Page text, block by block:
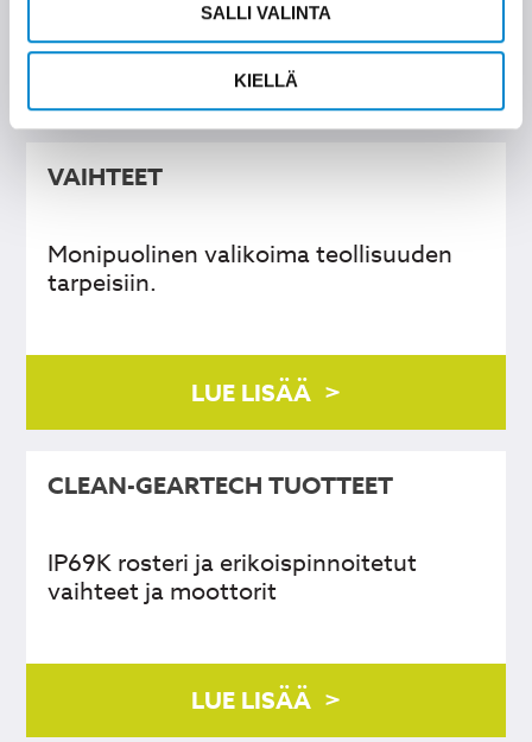
SALLI VALINTA
KIELLÄ
LUE LISÄÄ
VAIHTEET
Monipuolinen valikoima teollisuuden
tarpeisiin.
LUE LISÄÄ
CLEAN-GEARTECH TUOTTEET
IP69K rosteri ja erikoispinnoitetut
vaihteet ja moottorit
LUE LISÄÄ